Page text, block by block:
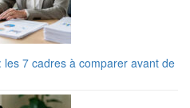
7 cadres à comparer avant de